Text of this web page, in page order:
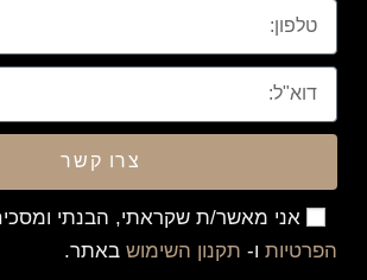
אני מאשר/ת שקראתי, הבנתי
הפרטיות ו- תקנון השימוש באתר.
צרו קשר